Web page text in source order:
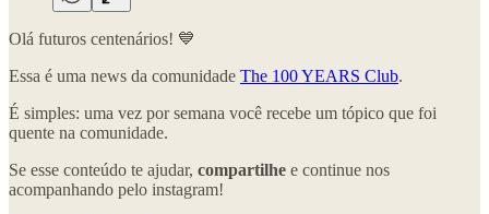
Olá futuros centenários! 💙
Essa é uma news da comunidade The 100 YEARS Club.
É simples: uma vez por semana você recebe um tópico que foi
quente na comunidade.
Se esse conteúdo te ajudar, compartilhe e continue nos
acompanhando pelo instagram!